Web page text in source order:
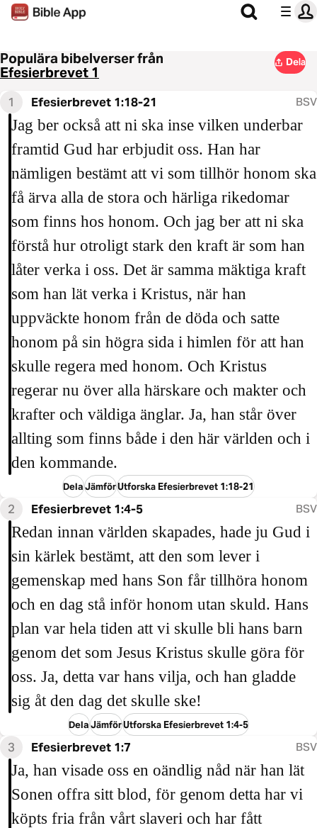
Populära bibelverser från
Efesierbrevet 1
Dela
1 Efesierbrevet 1:18-21 BSV
Jag ber också att ni ska inse vilken underbar
framtid Gud har erbjudit oss. Han har
nämligen bestämt att vi som tillhör honom ska
få ärva alla de stora och härliga rikedomar
som finns hos honom. Och jag ber att ni ska
förstå hur otroligt stark den kraft är som han
låter verka i oss. Det är samma mäktiga kraft
som han lät verka i Kristus, när han
uppväckte honom från de döda och satte
honom på sin högra sida i himlen för att han
skulle regera med honom. Och Kristus
regerar nu över alla härskare och makter och
krafter och väldiga änglar. Ja, han står över
allting som finns både i den här världen och i
den kommande.
DelaJämförUtforska Efesierbrevet 1:18-21
2 Efesierbrevet 1:4-5 BSV
Redan innan världen skapades, hade ju Gud i
sin kärlek bestämt, att den som lever i
gemenskap med hans Son får tillhöra honom
och en dag stå inför honom utan skuld. Hans
plan var hela tiden att vi skulle bli hans barn
genom det som Jesus Kristus skulle göra för
oss. Ja, detta var hans vilja, och han gladde
sig åt den dag det skulle ske!
DelaJämförUtforska Efesierbrevet 1:4-5
3 Efesierbrevet 1:7 BSV
Ja, han visade oss en oändlig nåd när han lät
Sonen offra sitt blod, för genom detta har vi
köpts fria från vårt slaveri och har fått